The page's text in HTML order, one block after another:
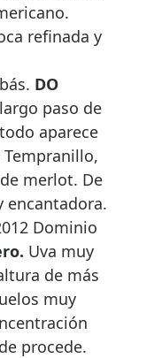
refinada y
DO
paso de
aparece
merlot. De
encantadora.
Dominio
Uva muy
de más
muy
procede.